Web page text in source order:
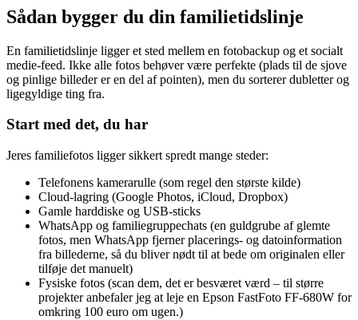
Sådan bygger du din familietidslinje
En familietidslinje ligger et sted mellem en fotobackup og et socialt
medie-feed. Ikke alle fotos behøver være perfekte (plads til de sjove
og pinlige billeder er en del af pointen), men du sorterer dubletter og
ligegyldige ting fra.
Start med det, du har
Jeres familiefotos ligger sikkert spredt mange steder:
Telefonens kamerarulle (som regel den største kilde)
Cloud-lagring (Google Photos, iCloud, Dropbox)
Gamle harddiske og USB-sticks
WhatsApp og familiegruppechats (en guldgrube af glemte
fotos, men WhatsApp fjerner placerings- og datoinformation
fra billederne, så du bliver nødt til at bede om originalen eller
tilføje det manuelt)
Fysiske fotos (scan dem, det er besværet værd – til større
projekter anbefaler jeg at leje en Epson FastFoto FF-680W for
omkring 100 euro om ugen.)